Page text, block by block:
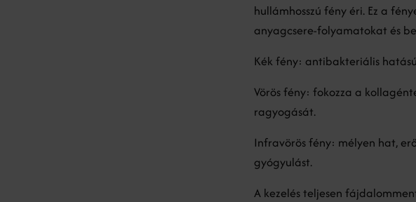
hullámhosszú fény éri. Ez a
anyagcsere-folyamatokat és
Kék fény: antibakteriális
Vörös fény: fokozza a
ragyogását.
Infravörös fény: mélyen hat,
gyógyulást.
A kezelés teljesen